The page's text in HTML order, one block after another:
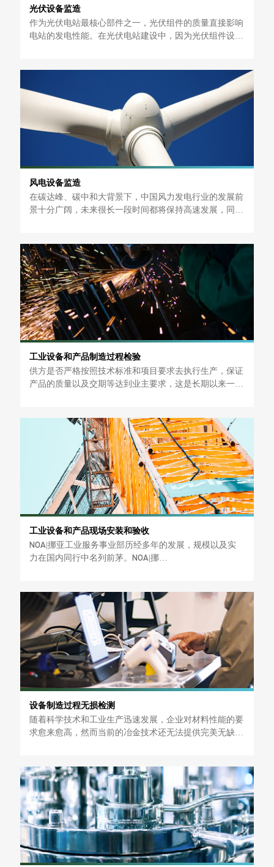
光伏设备监造
作为光伏电站最核心部件之一，光伏组件的质量直接影响
电站的发电性能。在光伏电站建设中，因为光伏组件设备
件质量进行全程监控。为保证后期运行中组件设备的稳定
性及可靠性，特制定光伏组件监造、进场及安装检进行全
程跟踪。
风电设备监造
在碳达峰、碳中和大背景下，中国风力发电行业的发展前
景十分广阔，未来很长一段时间都将保持高速发展，同时
富，大力发展风电对我国的电力结构调整具有长远意义。
工业设备和产品制造过程检验
供方是否严格按照技术标准和项目要求去执行生产，保证
产品的质量以及交期等达到业主要求，这是长期以来一直
工业设备和产品现场安装和验收
NOA|挪亚工业服务事业部历经多年的发展，规模以及实
力在国内同行中名列前茅。NOA|挪
过程中，我们积累了宝贵的经验，并已在行业中具备了优
势明显的对外业务竞争力。
设备制造过程无损检测
随着科学技术和工业生产迅速发展，企业对材料性能的要
求愈来愈高，然而当前的冶金技术还无法提供完美无缺的
行全面的检查，有效地保证产品、设备和工程质量。